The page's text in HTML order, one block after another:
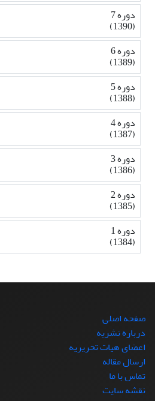
دوره 7
(1390)
دوره 6
(1389)
دوره 5
(1388)
دوره 4
(1387)
دوره 3
(1386)
دوره 2
(1385)
دوره 1
(1384)
صفحه اصلی
درباره نشریه
اعضای هیات تحریریه
ارسال مقاله
تماس با ما
نقشه سایت